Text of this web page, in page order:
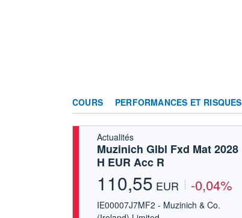
COURS PERFORMANCES ET RISQUES
Actualités
Muzinich Glbl Fxd Mat 2028
H EUR Acc R
110,55 EUR -0,04%
IE00007J7MF2 - Muzinich & Co.